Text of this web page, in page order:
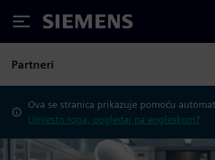
Siemens
Partneri
Ova se stranica prikazuje pomoću
Umjesto toga, pogledaj na engleskom?